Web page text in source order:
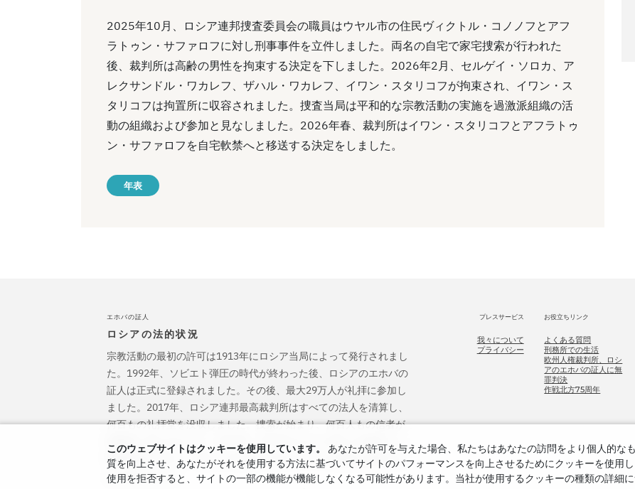
2025年10月、ロシア連邦捜査委員会の職員はウヤル市の住民ヴィクトル・コノノフとアフ
ラトゥン・サファロフに対し刑事事件を立件しました。両名の自宅で家宅捜索が行われた
後、裁判所は高齢の男性を拘束する決定を下しました。2026年2月、セルゲイ・ソロカ、ア
レクサンドル・ワカレフ、ザハル・ワカレフ、イワン・スタリコフが拘束され、イワン・ス
タリコフは拘置所に収容されました。捜査当局は平和的な宗教活動の実施を過激派組織の活
動の組織および参加と見なしました。2026年春、裁判所はイワン・スタリコフとアフラトゥ
ン・サファロフを自宅軟禁へと移送する決定をしました。
年表
エホバの証人
ロシアの法的状況
宗教活動の最初の許可は1913年にロシア当局によって発行されまし
た。1992年、ソビエト弾圧の時代が終わった後、ロシアのエホバの
証人は正式に登録されました。その後、最大29万人が礼拝に参加し
ました。2017年、ロシア連邦最高裁判所はすべての法人を清算し、
何百もの礼拝堂を没収しました。捜索が始まり、何百人もの信者が
刑務所に送られました。2022年、ECHRはエホバの証人を無罪とし、
刑事訴追を停止し、彼らに引き起こされたすべての危害を補償する
よう命じました。
プレスサービス
我々について
プライバシー
お役立ちリンク
よくある質問
刑務所での生活
欧州人権裁判所、ロシ
アのエホバの証人に無
罪判決
作戦北方75周年
このウェブサイトはクッキーを使用しています。
あなたが許可を与えた場合、私たちはあなたの訪問をより個人的な
質を向上させ、あなたがそれを使用する方法に基づいてサイトのパフォーマンスを向上させるためにクッキーを使用
使用を拒否すると、サイトの一部の機能が機能しなくなる可能性があります。当社が使用するクッキーの種類の詳細に